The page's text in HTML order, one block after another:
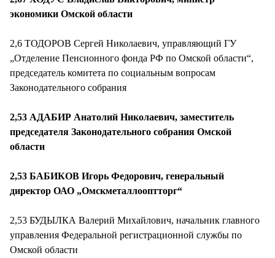
экономики Омской области
2,6 ТОДОРОВ Сергей Николаевич, управляющий ГУ
„Отделение Пенсионного фонда РФ по Омской области“,
председатель комитета по социальным вопросам
Законодательного собрания
2,53 АДАБИР Анатолий Николаевич, заместитель
председателя Законодательного собрания Омской
области
2,53 БАБИКОВ Игорь Федорович, генеральный
директор ОАО „Омскметаллооптторг“
2,53 БУДЫЛКА Валерий Михайлович, начальник главного
управления Федеральной регистрационной службы по
Омской области